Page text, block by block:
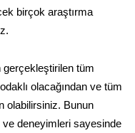
birçok araştırma
gerçekleştirilen tüm
olacağından ve tüm
olabilirsiniz. Bunun
ve deneyimleri sayesinde